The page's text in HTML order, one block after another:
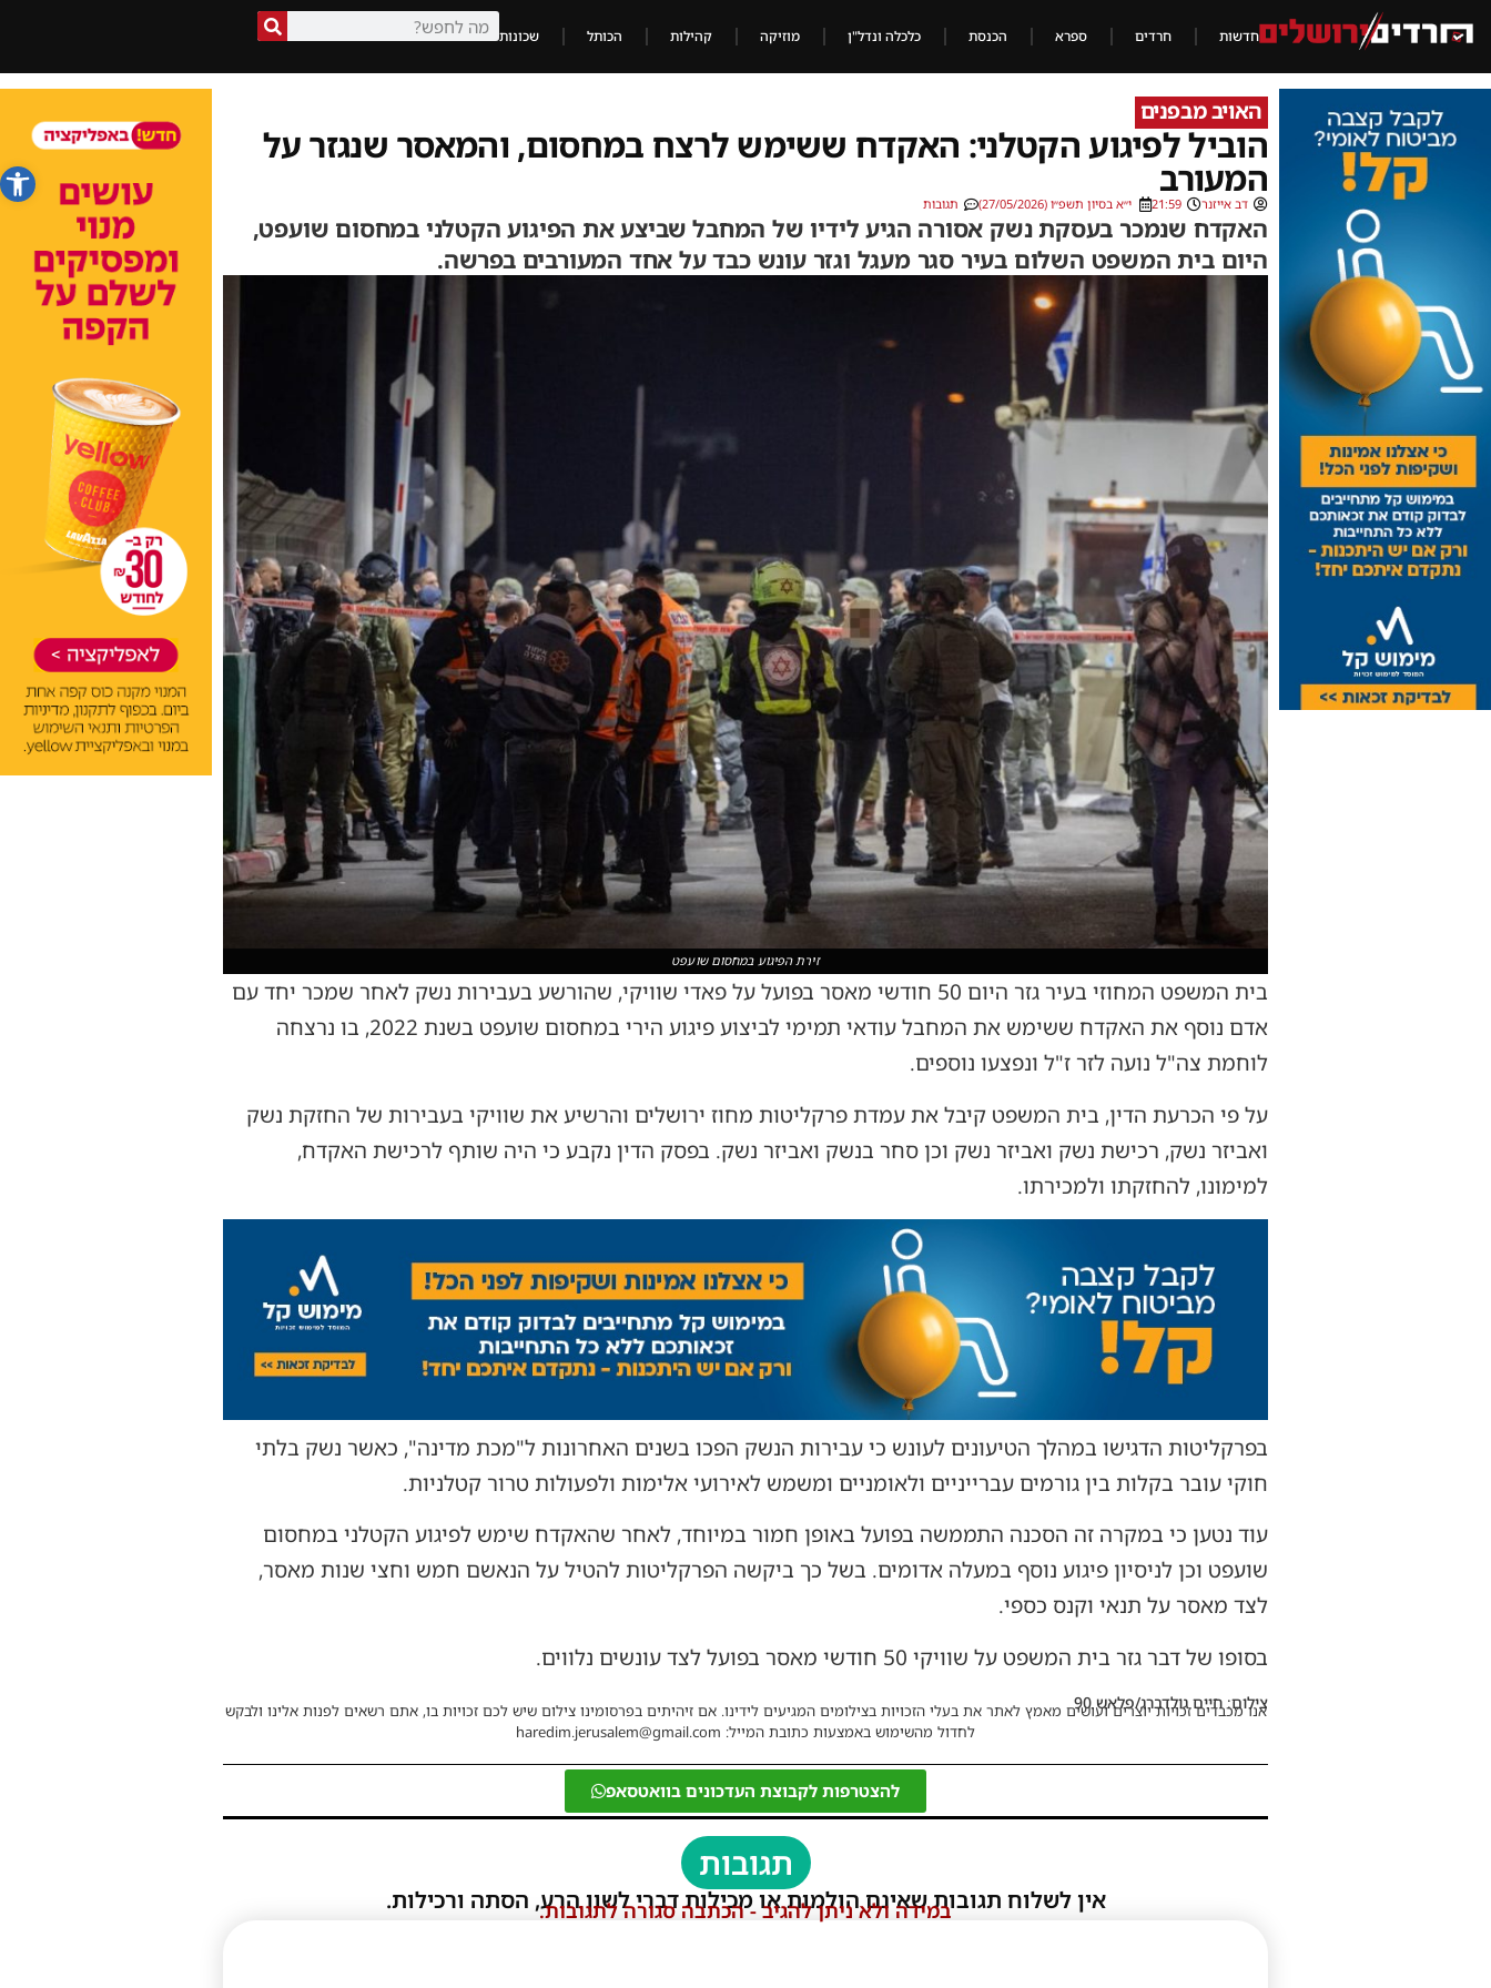
פתח
חדשות חרדים ספרא הכנסת כלכלה ונדל"ן מוזיקה קהילות הכותל שכונות
האויב מבפנים
הוביל לפיגוע הקטלני: האקדח ששימש לרצח במחסום, והמאסר שנגזר על
המעורב
דב אייזנר 21:59 י״א בסיון תשפ״ו (27/05/2026) תגובות
האקדח שנמכר בעסקת נשק אסורה הגיע לידיו של המחבל שביצע את הפיגוע הקטלני במחסום שועפט,
היום בית המשפט השלום בעיר סגר מעגל וגזר עונש כבד על אחד המעורבים בפרשה.
זירת הפיגוע במחסום שועפט
בית המשפט המחוזי בעיר גזר היום 50 חודשי מאסר בפועל על פאדי שוויקי, שהורשע בעבירות נשק לאחר שמכר יחד עם
אדם נוסף את האקדח ששימש את המחבל עודאי תמימי לביצוע פיגוע הירי במחסום שועפט בשנת 2022, בו נרצחה
לוחמת צה"ל נועה לזר ז"ל ונפצעו נוספים.
על פי הכרעת הדין, בית המשפט קיבל את עמדת פרקליטות מחוז ירושלים והרשיע את שוויקי בעבירות של החזקת נשק
ואביזר נשק, רכישת נשק ואביזר נשק וכן סחר בנשק ואביזר נשק. בפסק הדין נקבע כי היה שותף לרכישת האקדח,
למימונו, להחזקתו ולמכירתו.
בפרקליטות הדגישו במהלך הטיעונים לעונש כי עבירות הנשק הפכו בשנים האחרונות ל"מכת מדינה", כאשר נשק בלתי
חוקי עובר בקלות בין גורמים עברייניים ולאומניים ומשמש לאירועי אלימות ולפעולות טרור קטלניות.
עוד נטען כי במקרה זה הסכנה התממשה בפועל באופן חמור במיוחד, לאחר שהאקדח שימש לפיגוע הקטלני במחסום
שועפט וכן לניסיון פיגוע נוסף במעלה אדומים. בשל כך ביקשה הפרקליטות להטיל על הנאשם חמש וחצי שנות מאסר,
לצד מאסר על תנאי וקנס כספי.
בסופו של דבר גזר בית המשפט על שוויקי 50 חודשי מאסר בפועל לצד עונשים נלווים.
צילום: חיים גולדברג/פלאש 90
אנו מכבדים זכויות יוצרים ועושים מאמץ לאתר את בעלי הזכויות בצילומים המגיעים לידינו. אם זיהיתים בפרסומינו צילום שיש לכם זכויות בו, אתם רשאים לפנות אלינו ולבקש
לחדול מהשימוש באמצעות כתובת המייל: haredim.jerusalem@gmail.com
להצטרפות לקבוצת העדכונים בוואטסאפ
תגובות
אין לשלוח תגובות שאינם הולמות או מכילות דברי לשון הרע, הסתה ורכילות.
במידה ולא ניתן להגיב - הכתבה סגורה לתגובות.